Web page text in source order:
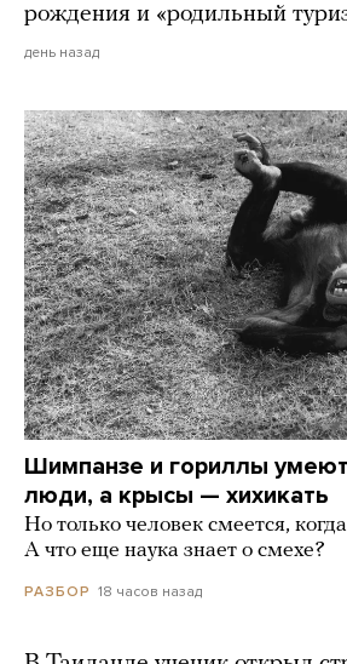
рождения и «родильный
день назад
Шимпанзе и гориллы
люди, а крысы — хихикать
Но только человек смеется,
А что еще наука знает о смехе?
РАЗБОР 18 часов назад